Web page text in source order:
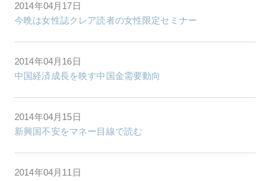
2014年04月17日
今晩は女性誌クレア読者の女性限定セミナー
2014年04月16日
中国経済成長を映す中国金需要動向
2014年04月15日
新興国不安をマネー目線で読む
2014年04月11日